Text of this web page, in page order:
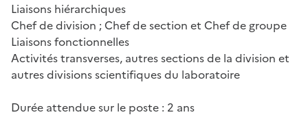
Liaisons hiérarchiques
Chef de division ; Chef de section et Chef de groupe
Liaisons fonctionnelles
Activités transverses, autres sections de la division et
autres divisions scientifiques du laboratoire
Durée attendue sur le poste : 2 ans